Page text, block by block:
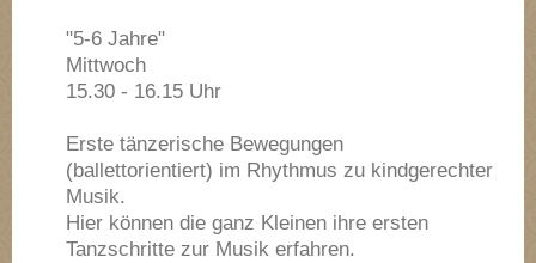
"5-6 Jahre"
Mittwoch
15.30 - 16.15 Uhr
Erste tänzerische Bewegungen
(ballettorientiert) im Rhythmus zu kindgerechter
Musik.
Hier können die ganz Kleinen ihre ersten
Tanzschritte zur Musik erfahren.